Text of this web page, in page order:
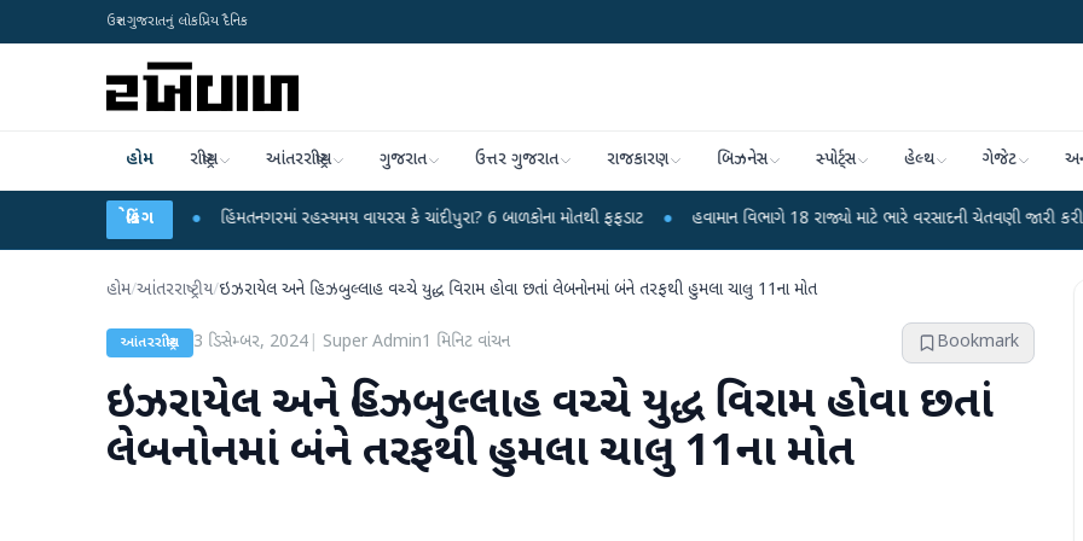
ઉત્તર ગુજરાતનું લોકપ્રિય દૈનિક
હોમ રાષ્ટ્રીય આંતરરાષ્ટ્રીય ગુજરાત ઉત્તર ગુજરાત રાજકારણ બિઝનેસ સ્પોર્ટ્સ હેલ્થ ગેજેટ
બ્રેકિંગ
● હિંમતનગરમાં રહસ્યમય વાયરસ કે ચાંદીપુરા? 6 બાળકોના મોતથી ફફડાટ ● હવામાન વિભાગે 18 રાજ્યો માટે ભારે વરસાદની ચેતવણી જારી કરી ●
હોમ/આંતરરાષ્ટ્રીય/ઇઝરાયેલ અને હિઝબુલ્લાહ વચ્ચે યુદ્ધ વિરામ હોવા છતાં લેબનોનમાં બંને તરફથી હુમલા ચાલુ 11ના મોત
આંતરરાષ્ટ્રીય 3 ડિસેમ્બર, 2024| Super Admin1 મિનિટ વાંચન Bookmark
ઇઝરાયેલ અને હિઝબુલ્લાહ વચ્ચે યુદ્ધ વિરામ હોવા છતાં
લેબનોનમાં બંને તરફથી હુમલા ચાલુ 11ના મોત